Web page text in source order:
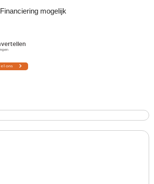
Financiering mogelijk